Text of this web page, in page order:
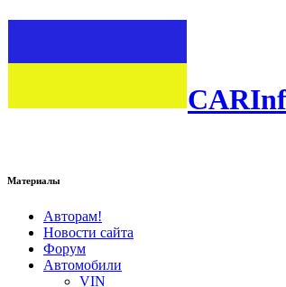
Материалы
Авторам!
Новости сайта
Форум
Автомобили
VIN